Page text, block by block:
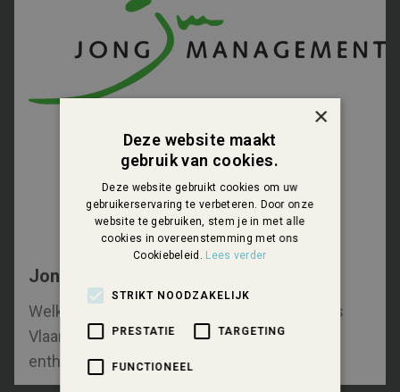
Jong Management
Welkom bij Jong Management kring Zeeuws
Vlaanderen. Onze kring bestaat uit
enthousiaste managers en ondernemers.
Jong Management is een vereniging
×
Deze website maakt
gebruik van cookies.
Deze website gebruikt cookies om uw
gebruikerservaring te verbeteren. Door onze
website te gebruiken, stem je in met alle
cookies in overeenstemming met ons
Cookiebeleid. Lees verder
STRIKT NOODZAKELIJK
PRESTATIE TARGETING
FUNCTIONEEL